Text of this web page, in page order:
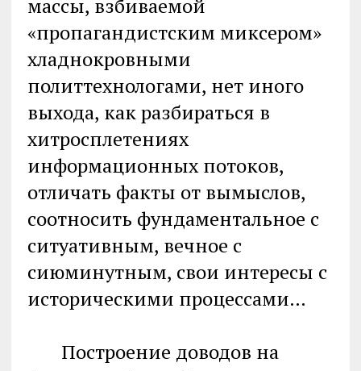
массы, взбиваемой
«пропагандистским миксером»
хладнокровными
политтехнологами, нет иного
выхода, как разбираться в
хитросплетениях
информационных потоков,
отличать факты от вымыслов,
соотносить фундаментальное с
ситуативным, вечное с
сиюминутным, свои интересы с
историческими процессами…
Построение доводов на